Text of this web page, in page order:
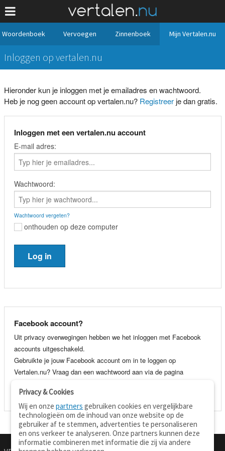
Woordenboek Vervoegen Zinnenboek Mijn Vertalen.nu
Inloggen op vertalen.nu
Hieronder kun je inloggen met je emailadres en wachtwoord.
Heb je nog geen account op vertalen.nu? Registreerje dan gratis.
Inloggen met een vertalen.nu account
E-mail adres:
Wachtwoord:
Wachtwoord vergeten?
onthouden op deze computer
Facebook account?
Uit privacy overwegingen hebben we het inloggen met Facebook
accounts uitgeschakeld.
Gebruikte je jouw Facebook account om in te loggen op
Vertalen.nu? Vraag dan een wachtwoord aan via de pagina
je e-mail adres en wachtwoord.
Privacy & Cookies
Wij en onzepartners gebruiken cookies en vergelijkbare
technologieën om de inhoud van onze website op de
gebruiker af te stemmen, advertenties te personaliseren
en ons verkeer te analyseren. Onze partners kunnen deze
informatie combineren met informatie die zij via andere